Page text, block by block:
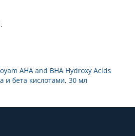
AHA and BHA Hydroxy Acids
и бета кислотами, 30 мл